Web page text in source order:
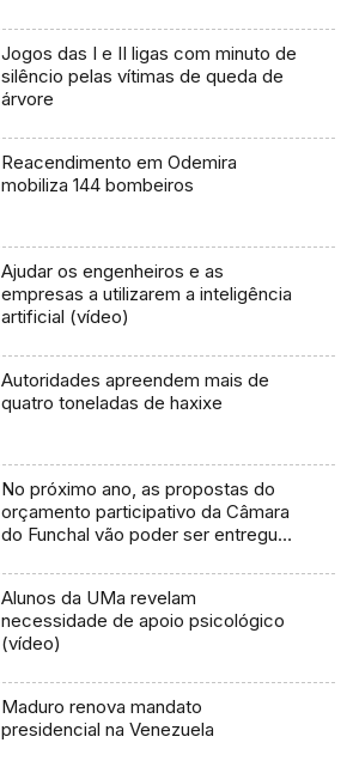
Jogos das I e II ligas com minuto de
silêncio pelas vítimas de queda de
árvore
Reacendimento em Odemira
mobiliza 144 bombeiros
Ajudar os engenheiros e as
empresas a utilizarem a inteligência
artificial (vídeo)
Autoridades apreendem mais de
quatro toneladas de haxixe
No próximo ano, as propostas do
orçamento participativo da Câmara
do Funchal vão poder ser entregues
Alunos da UMa revelam
necessidade de apoio psicológico
(vídeo)
Maduro renova mandato
presidencial na Venezuela